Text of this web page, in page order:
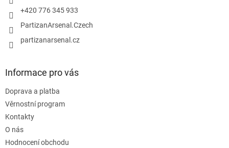
+420 776 345 933
PartizanArsenal.Czech
partizanarsenal.cz
Informace pro vás
Doprava a platba
Věrnostní program
Kontakty
O nás
Hodnocení obchodu